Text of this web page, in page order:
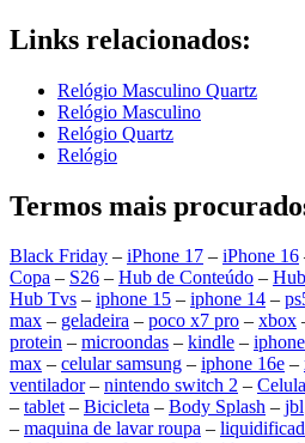
Links relacionados:
Relógio Masculino Quartz
Relógio Masculino
Relógio Quartz
Relógio
Termos mais
Black Friday – iPhone 17 – iPhone 16
Copa – S26 – Hub de Conteúdo –
Hub Tvs – iphone 15 – iphone 14 –
max – geladeira – poco x7 pro – xbox
protein – microondas – kindle –
max – celular samsung – iphone 16e –
ventilador– nintendo switch 2 –
– tablet– Bicicleta – Body Splash – jbl
– maquina de lavar roupa –